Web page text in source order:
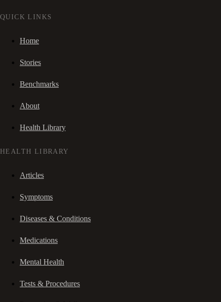
QUICK LINKS
Home
Stories
Benchmarks
About
Health Library
HEALTH LIBRARY
Articles
Symptoms
Diseases & Conditions
Medications
Mental Health
Tests & Procedures